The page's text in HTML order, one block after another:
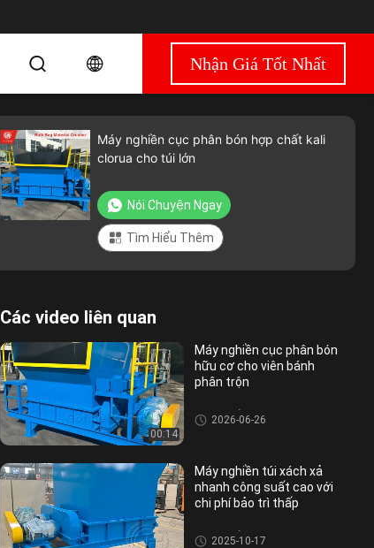
Nhận Giá Tốt Nhất
Máy nghiền cục phân bón hợp chất kali
clorua cho túi lớn
Nói Chuyện Ngay
Tìm Hiểu Thêm
Các video liên quan
00:14
Máy nghiền cục phân bón
hữu cơ cho viên bánh
phân trộn
Máy nghiền phân bón
2026-06-26
Máy nghiền túi xách xả
nhanh công suất cao với
chi phí bảo trì thấp
Máy nghiền phân bón
2025-10-17